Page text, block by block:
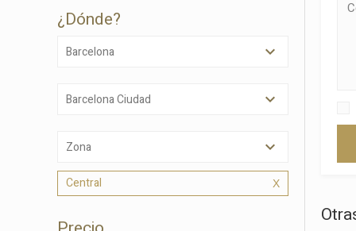
¿dónde?
Barcelona
Barcelona Ciudad
Zona
Central
Este